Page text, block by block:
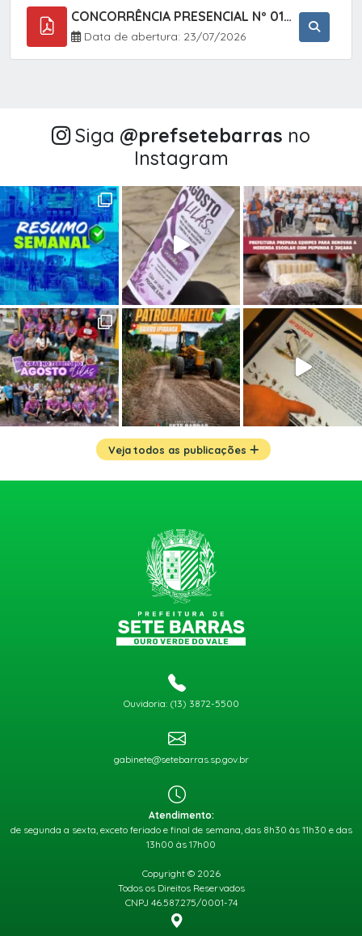
CONCORRÊNCIA PRESENCIAL Nº 018/2026 - PAVIMENTAÇÃO ASFÁLTICA NO BAIRRO VOTUPOCA ? ESTRADA DA RAPOSA, NO MUNICÍPIO DE SETE BARRAS/SP
Data de abertura: 23/07/2026
Siga @‌prefsetebarras no
Instagram
Veja todos as publicações
Ouvidoria: (13) 3872-5500
gabinete@setebarras.sp.gov.br
Atendimento:
de segunda a sexta, exceto feriado e final de semana, das 8h30 às 11h30 e das
13h00 às 17h00
Copyright © 2026
Todos os Direitos Reservados
CNPJ 46.587.275/0001-74